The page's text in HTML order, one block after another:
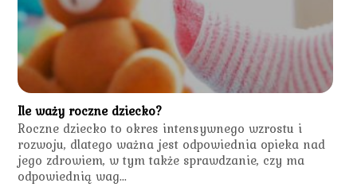
Ile waży roczne dziecko?
Roczne dziecko to okres intensywnego wzrostu i
rozwoju, dlatego ważna jest odpowiednia opieka nad
jego zdrowiem, w tym także sprawdzanie, czy ma
odpowiednią wag...